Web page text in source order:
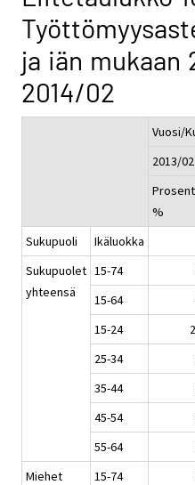
ja iän mukaan
2014/02
Vuosi/
2013/02
%
Sukupuoli
Ikäluokka
Sukupuolet
yhteensä
15-74
15-64
15-24
25-34
35-44
45-54
55-64
Miehet
15-74